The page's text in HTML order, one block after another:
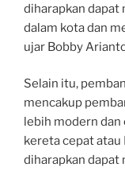
diharapkan dapat
dalam kota dan
ujar Bobby
Selain itu,
mencakup
lebih modern
kereta cepat atau
diharapkan dapat